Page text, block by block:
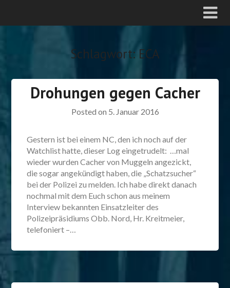
Schlagwort: ECA
Drohungen gegen Cacher
Posted on 5. Januar 2016
Gestern ist bei einem NC, den ich noch auf der
Watchlist hatte, dieser Log eingetrudelt: …mal
wieder wurden Cacher von Muggeln angezickt,
die sogar angekündigt haben, die „Schatzsucher“
bei der Polizei zu melden. Ich habe direkt danach
nochmal mit dem Euch schon aus meinem
Interview bekannten Einsatzleiter des
Polizeipräsidiums Obb. Nord, Hr. Kreitmeier,
telefoniert –…